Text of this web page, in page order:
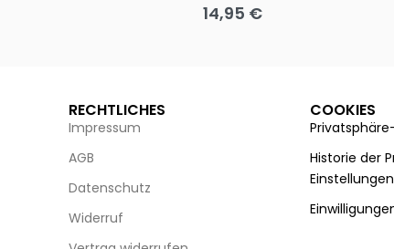
14,95 €
RECHTLICHES
Impressum
AGB
Datenschutz
Widerruf
COOKIES
Historie der
Einstellungen